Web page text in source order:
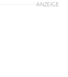
ANZEIGE